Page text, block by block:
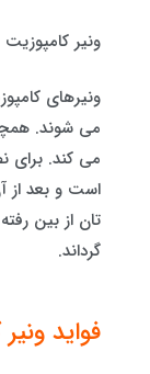
ونیر کامپوزیت
ونیرهای
می شوند.
می کند. برای
است و بعد از
گرداند.
فواید